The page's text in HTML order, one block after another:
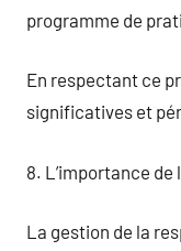
programme de
En respectant ce
significatives et
8. L’importance
La gestion de la